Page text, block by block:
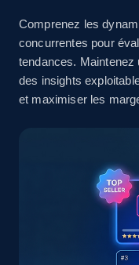
URL, Product id,
Seller reviews,
more.
eBay - Gather
specified
URL, Product id,
Seller reviews,
Comprenez les
concurrentes pour
tendances. Maintenez
des insights
et maximiser les